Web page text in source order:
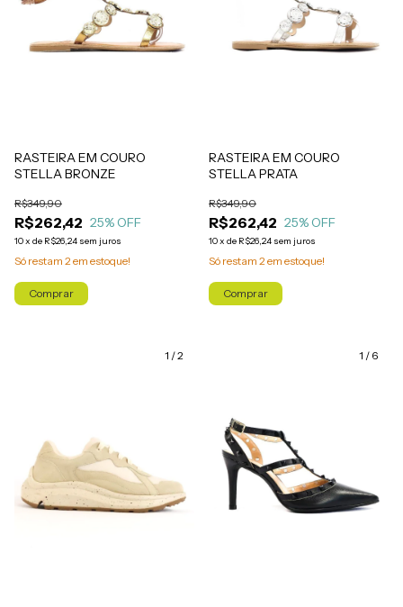
RASTEIRA EM COURO
STELLA BRONZE
R$262,42
R$349,90
25% OFF
10x de R$26,24 sem juros
Só restam 2em estoque!
Comprar
RASTEIRA EM COURO
STELLA PRATA
R$262,42
R$349,90
25% OFF
10x de R$26,24 sem juros
Só restam 2em estoque!
Comprar
1 /2 1 / 6